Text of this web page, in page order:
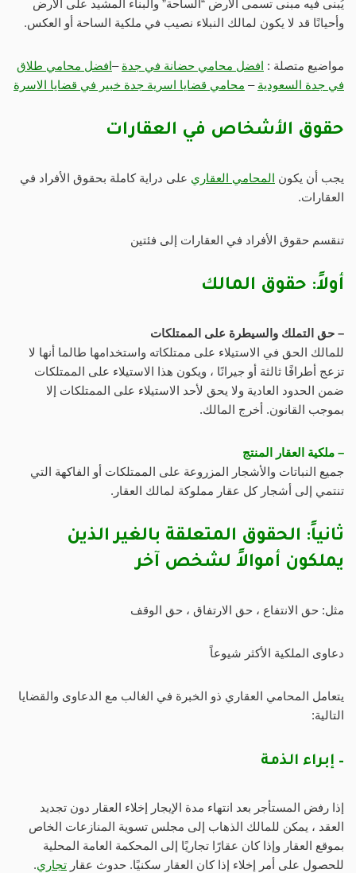
يُبنى فيه مبنى تسمى الأرض “الساحة” والبناء المشيد على الأرض
وأحيانًا قد لا يكون لمالك النبلاء نصيب في ملكية الساحة أو العكس.
مواضيع متصلة : افضل محامي حضانة في جدة –افضل محامي طلاق
في جدة السعودية – محامي قضايا اسرية جدة خبير في قضايا الاسرة
حقوق الأشخاص في العقارات
يجب أن يكون المحامي العقاري على دراية كاملة بحقوق الأفراد في
العقارات.
تنقسم حقوق الأفراد في العقارات إلى فئتين
أولاً: حقوق المالك
– حق التملك والسيطرة على الممتلكات
للمالك الحق في الاستيلاء على ممتلكاته واستخدامها طالما أنها لا
تزعج أطرافًا ثالثة أو جيرانًا ، ويكون هذا الاستيلاء على الممتلكات
ضمن الحدود العادية ولا يحق لأحد الاستيلاء على الممتلكات إلا
بموجب القانون. أخرج المالك.
– ملكية العقار المنتج
جميع النباتات والأشجار المزروعة على الممتلكات أو الفاكهة التي
تنتمي إلى أشجار كل عقار مملوكة لمالك العقار.
ثانياً: الحقوق المتعلقة بالغير الذين
يملكون أموالاً لشخص آخر
مثل: حق الانتفاع ، حق الارتفاق ، حق الوقف
دعاوى الملكية الأكثر شيوعاً
يتعامل المحامي العقاري ذو الخبرة في الغالب مع الدعاوى والقضايا
التالية:
– إبراء الذمة
إذا رفض المستأجر بعد انتهاء مدة الإيجار إخلاء العقار دون تجديد
العقد ، يمكن للمالك الذهاب إلى مجلس تسوية المنازعات الخاص
بموقع العقار وإذا كان عقارًا تجاريًا إلى المحكمة العامة المحلية
للحصول على أمر إخلاء إذا كان العقار سكنيًا. حدوث عقار تجاري.